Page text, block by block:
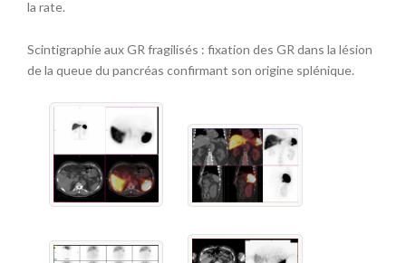
la rate.
Scintigraphie aux GR fragilisés : fixation des GR dans la lésion
de la queue du pancréas confirmant son origine splénique.